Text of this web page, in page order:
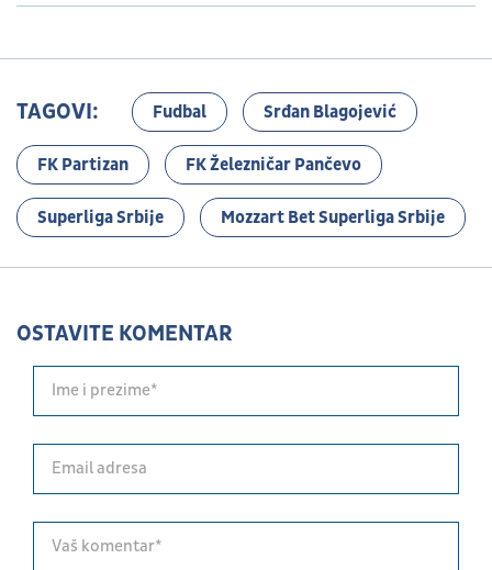
TAGOVI: Fudbal Srđan Blagojević
FK Partizan FK Železničar Pančevo
Superliga Srbije Mozzart Bet Superliga Srbije
OSTAVITE KOMENTAR